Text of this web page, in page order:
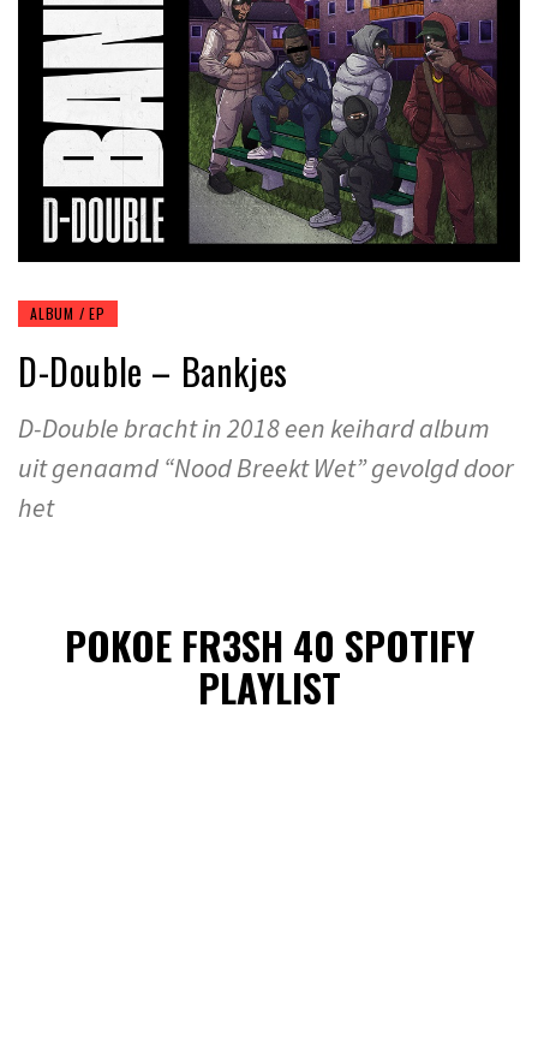
ALBUM / EP
D-Double – Bankjes
D-Double bracht in 2018 een keihard album
uit genaamd “Nood Breekt Wet” gevolgd door
het
POKOE FR3SH 40 SPOTIFY
PLAYLIST